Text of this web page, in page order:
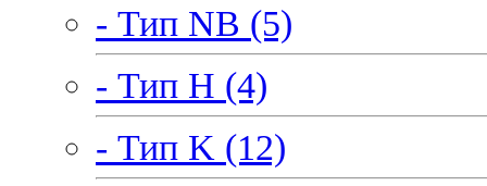
- Тип NB (5)
- Тип H (4)
- Тип K (12)